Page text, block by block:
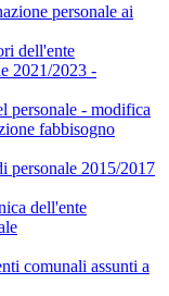
personale ai
dell'ente
2021/2023 -
personale - modifica
fabbisogno
personale 2015/2017
dell'ente
comunali assunti a